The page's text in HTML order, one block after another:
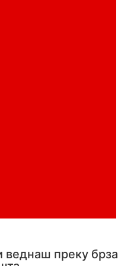
веднаш преку брза